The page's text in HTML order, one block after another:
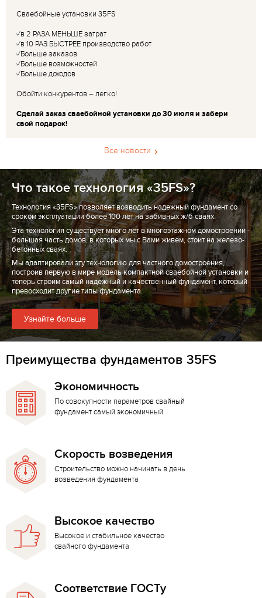
Сваебойные установки 35FS
✓в 2 РАЗА МЕНЬШЕ затрат
✓в 10 РАЗ БЫСТРЕЕ производство работ
✓Больше заказов
✓Больше возможностей
✓Больше доходов
Обойти конкурентов – легко!
Сделай заказ сваебойной установки до 30 июля и забери
свой подарок!
Все новости
Что такое технология «35FS»?
Технология «35FS» позволяет возводить надежный фундамент со
сроком эксплуатации более 100 лет на забивных ж/б сваях.
Эта технология существует много лет в многоэтажном домостроении -
большая часть домов, в которых мы с Вами живем, стоит на железо-
бетонных сваях.
Мы адаптировали эту технологию для частного домостроения,
построив первую в мире модель компактной сваебойной установки и
теперь строим самый надежный и качественный фундамент, который
превосходит другие типы фундамента.
Узнайте больше
Преимущества фундаментов 35FS
Экономичность
По совокупности параметров свайный
фундамент самый экономичный
Скорость возведения
Строительство можно начинать в день
возведения фундамента
Высокое качество
Высокое и стабильное качество
свайного фундамента
Соответствие ГОСТу